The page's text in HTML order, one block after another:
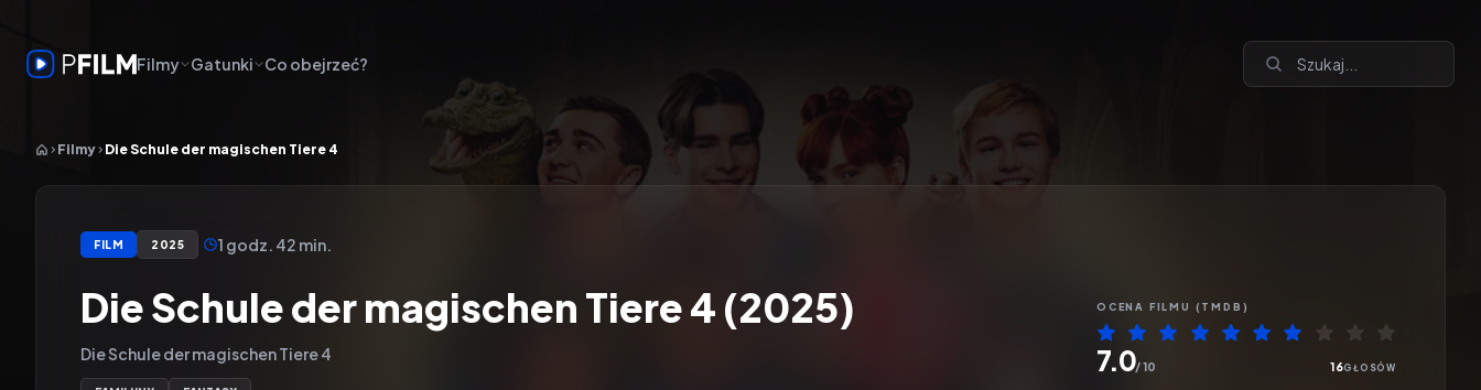
Filmy Gatunki Co obejrzeć?
Filmy Die Schule der magischen Tiere 4
FILM 2025 1 godz. 42 min.
Die Schule der magischen Tiere 4 (2025)
Die Schule der magischen Tiere 4
OCENA FILMU (TMDB)
7.0/ 10 16GŁOSÓW